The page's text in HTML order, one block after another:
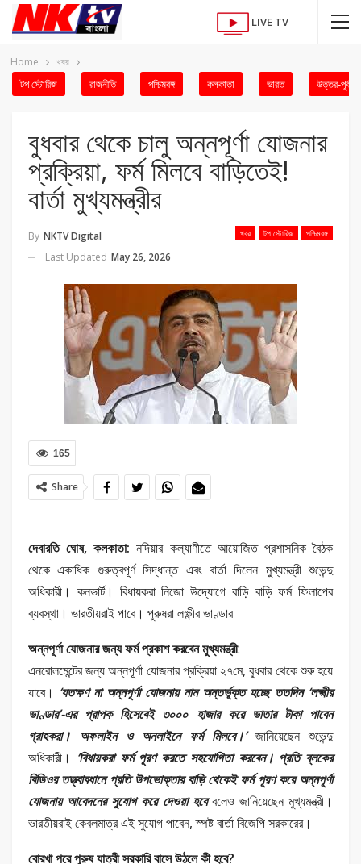
LIVE TV
Home খবর
টপ স্টোরিজ রাজনীতি পশ্চিমবঙ্গ কলকাতা ভারত উত্তর-পূর্ব
বুধবার থেকে চালু অন্নপূর্ণা যোজনার
প্রক্রিয়া, ফর্ম মিলবে বাড়িতেই!
বার্তা মুখ্যমন্ত্রীর
খবর টপ স্টোরিজ পশ্চিমবঙ্গ
By NKTV Digital
Last Updated May 26, 2026
165
Share
দেবারতি ঘোষ, কলকাতা: নদিয়ার কল্যাণীতে আয়োজিত প্রশাসনিক বৈঠক
থেকে একাধিক গুরুত্বপূর্ণ সিদ্ধান্ত এবং বার্তা দিলেন মুখ্যমন্ত্রী শুভেন্দু
অধিকারী। কনভার্ট। বিধায়করা নিজো উদ্যোগে বাড়ি বাড়ি ফর্ম ফিলাপের
ব্যবস্থা। ভারতীয়রাই পাবে। পুরুষরা লক্ষ্ণীর ভাণ্ডার
অন্নপূর্ণা যোজনার জন্য ফর্ম প্রকাশ করবেন মুখ্যমন্ত্রী:
এনরোলমেন্টের জন্য অন্নপূর্ণা যোজনার প্রক্রিয়া ২৭মে, বুধবার থেকে শুরু হয়ে
যাবে। ‘যতক্ষণ না অন্নপূর্ণা যোজনায় নাম অন্তর্ভূক্ত হচ্ছে ততদিন ‘লক্ষ্মীর
ভাণ্ডার’-এর প্রাপক হিসেবেই ৩০০০ হাজার করে ভাতার টাকা পাবেন
গ্রাহকরা। অফলাইন ও অনলাইনে ফর্ম মিলবে।’ জানিয়েছেন শুভেন্দু
অধিকারী। ‘বিধায়করা ফর্ম পূরণ করতে সহযোগিতা করবেন। প্রতি ব্লকের
বিডিওর তত্ত্বাবধানে প্রতি উপভোক্তার বাড়ি থেকেই ফর্ম পূরণ করে অন্নপূর্ণা
যোজনায় আবেদনের সুযোগ করে দেওয়া হবেবলেও জানিয়েছেন মুখ্যমন্ত্রী।
ভারতীয়রাই কেবলমাত্র এই সুযোগ পাবেন, স্পষ্ট বার্তা বিজেপি সরকারের।
বোরখা পরে পুরুষ যাত্রী সরকারি বাসে উঠলে কী হবে?